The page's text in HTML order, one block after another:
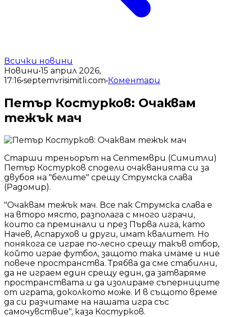
Всички новини
Новини•15 април 2026,
17:16•septemvrisimitli.com•Коментари
Петър Костурков: Очаквам
тежък мач
Старши треньорът на Септември (Симитли)
Петър Костурков сподели очакванията си за
двубоя на "белите" срещу Струмска слава
(Радомир).
"Очаквам тежък мач. Все пак Струмска слава е
на второ място, разполага с много играчи,
които са преминали и през Първа лига, като
Начев, Аспарухов и други, имат квалитет. Но
понякога се играе по-лесно срещу такъв отбор,
който играе футбол, защото така имаме и ние
повече пространства. Трябва да сме стабилни,
да не играем един срещу един, да затваряме
пространствата и да изолираме съперниците
от играта, доколкото може. И в същото време
да си разчитаме на нашата игра със
самочувствие", каза Костурков.